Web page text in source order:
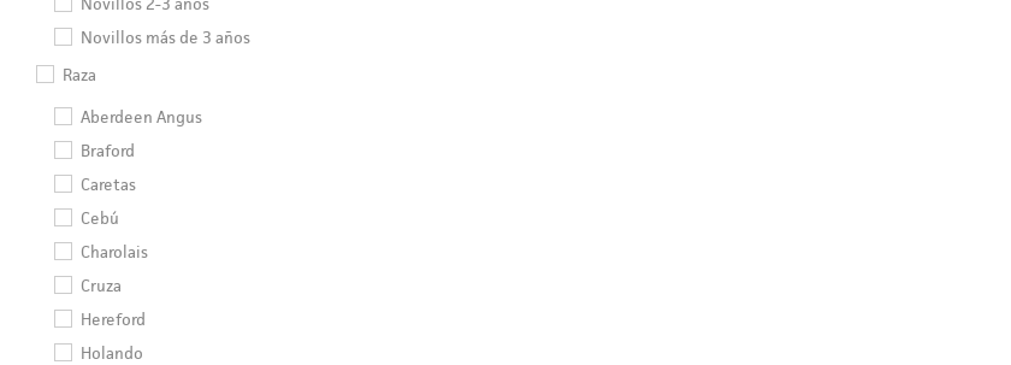
Novillos más de 3 años
Raza
Aberdeen Angus
Braford
Caretas
Cebú
Charolais
Cruza
Hereford
Holando